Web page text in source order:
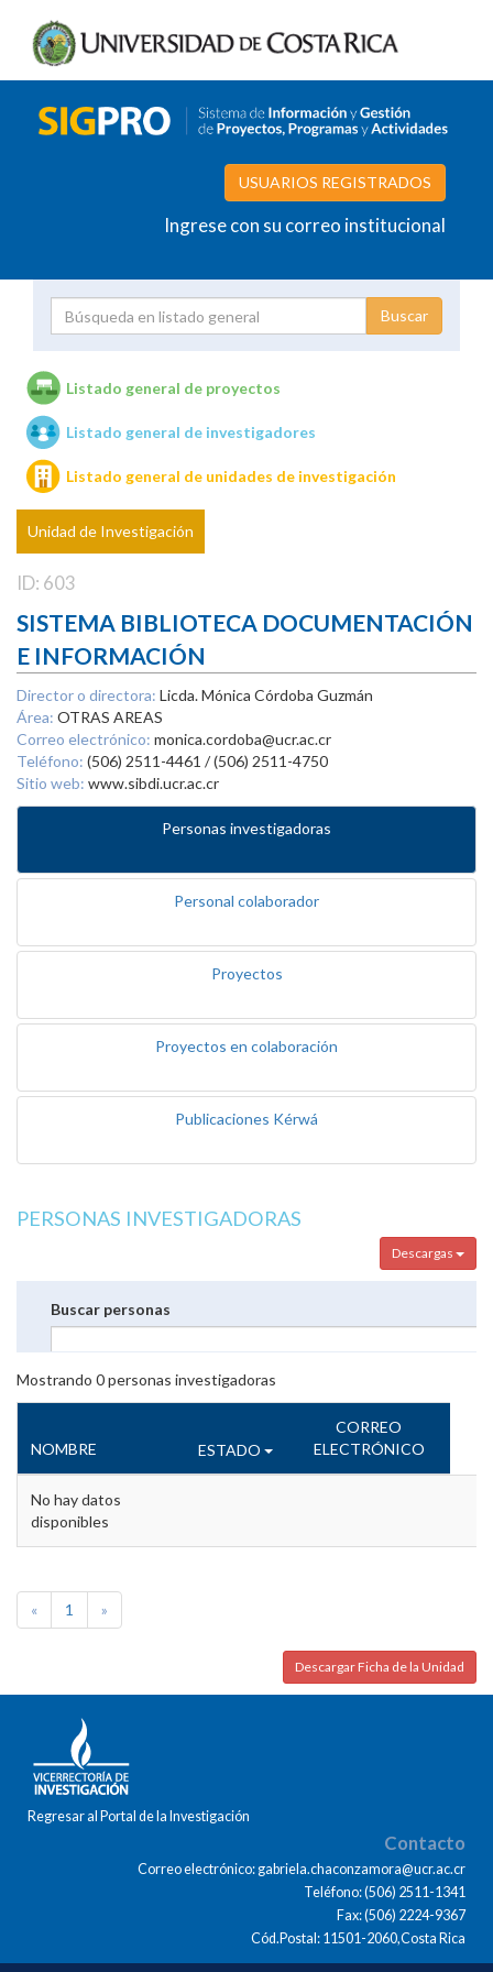
USUARIOS REGISTRADOS
Ingrese con su correo institucional
Unidades de investigación
Listado general de proyectos
Listado general de investigadores
Listado general de unidades de investigación
Unidad de Investigación
ID: 603
SISTEMA BIBLIOTECA DOCUMENTACIÓN
E INFORMACIÓN
Director o directora: Licda. Mónica Córdoba Guzmán
Área: OTRAS AREAS
Correo electrónico: monica.cordoba@ucr.ac.cr
Teléfono: (506) 2511-4461 / (506) 2511-4750
Sitio web: www.sibdi.ucr.ac.cr
Personas investigadoras
Personal colaborador
Proyectos
Proyectos en colaboración
Publicaciones Kérwá
PERSONAS INVESTIGADORAS
Descargas
Buscar personas
Mostrando 0personas investigadoras
NOMBRE ESTADO
CORREO
ELECTRÓNICO
No hay datos
disponibles
« 1 »
Descargar Ficha de la Unidad
Regresar al Portal de la Investigación
Contacto
Correo electrónico: gabriela.chaconzamora@ucr.ac.cr
Teléfono: (506) 2511-1341
Fax: (506) 2224-9367
Cód.Postal: 11501-2060,Costa Rica